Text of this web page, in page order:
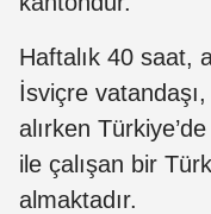
Haftalık 40 saat,
İsviçre
alırken
ile çalışan bir
almaktadır.